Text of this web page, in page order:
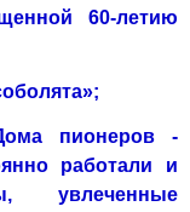
60-летию
пионеров -
работали и
увле­ченные